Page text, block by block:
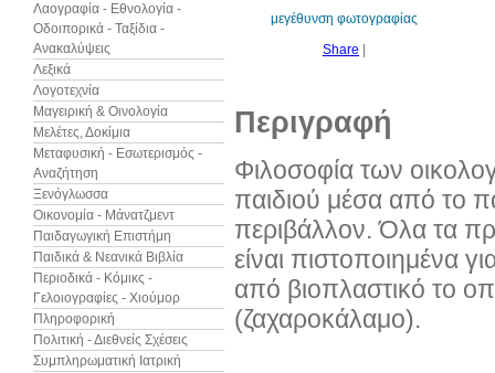
Λαογραφία - Εθνολογία -
Οδοιπορικά - Ταξίδια -
Ανακαλύψεις
Λεξικά
Λογοτεχνία
Μαγειρική & Οινολογία
Μελέτες, Δοκίμια
Μεταφυσική - Εσωτερισμός -
Αναζήτηση
Ξενόγλωσσα
Οικονομία - Μάνατζμεντ
Παιδαγωγική Επιστήμη
Παιδικά & Νεανικά Βιβλία
Περιοδικά - Κόμικς -
Γελοιογραφίες - Χιούμορ
Πληροφορική
Πολιτική - Διεθνείς Σχέσεις
Συμπληρωματική Ιατρική
μεγέθυνση φωτογραφίας
Share
Περιγραφή
Φιλοσοφία των
παιδιού μέσα από το
περιβάλλον. Όλα τα
είναι πιστοποιημένα
από βιοπλαστικό το
(ζαχαροκάλαμο).